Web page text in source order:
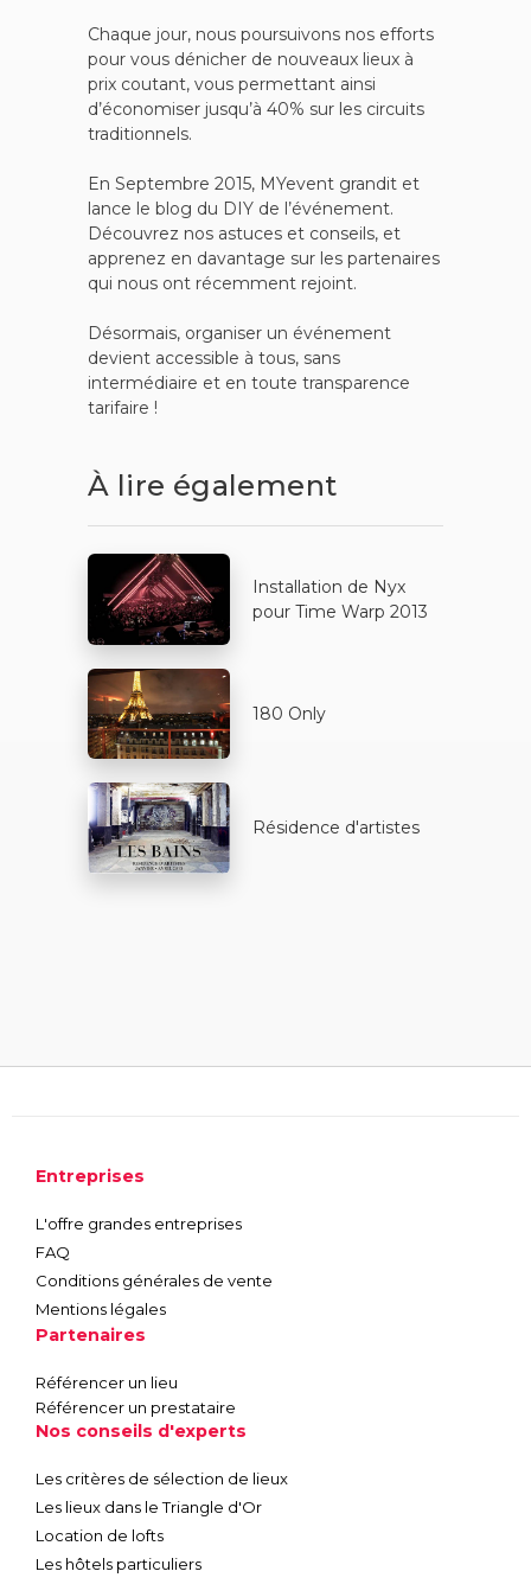
Chaque jour, nous poursuivons nos efforts
pour vous dénicher de nouveaux lieux à
prix coutant, vous permettant ainsi
d’économiser jusqu’à 40% sur les circuits
traditionnels.
En Septembre 2015, MYevent grandit et
lance le blog du DIY de l’événement.
Découvrez nos astuces et conseils, et
apprenez en davantage sur les partenaires
qui nous ont récemment rejoint.
Désormais, organiser un événement
devient accessible à tous, sans
intermédiaire et en toute transparence
tarifaire !
À lire également
Installation de Nyx
pour Time Warp 2013
180 Only
Résidence d'artistes
Entreprises
L'offre grandes entreprises
FAQ
Conditions générales de vente
Mentions légales
Partenaires
Référencer un lieu
Référencer un prestataire
Nos conseils d'experts
Les critères de sélection de lieux
Les lieux dans le Triangle d'Or
Location de lofts
Les hôtels particuliers